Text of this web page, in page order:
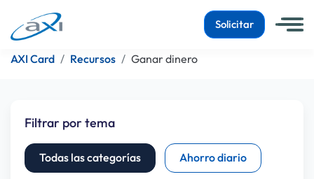
Solicitar
AXI Card Recursos Ganar dinero
Filtrar por tema
Todas las categorías Ahorro diario